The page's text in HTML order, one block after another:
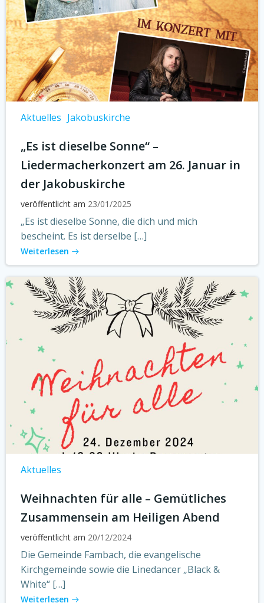
Aktuelles Jakobuskirche
„Es ist dieselbe Sonne“ –
Liedermacherkonzert am 26. Januar in
der Jakobuskirche
veröffentlicht am 23/01/2025
„Es ist dieselbe Sonne, die dich und mich
bescheint. Es ist derselbe […]
Weiterlesen
Aktuelles
Weihnachten für alle – Gemütliches
Zusammensein am Heiligen Abend
veröffentlicht am 20/12/2024
Die Gemeinde Fambach, die evangelische
Kirchgemeinde sowie die Linedancer „Black &
White“ […]
Weiterlesen